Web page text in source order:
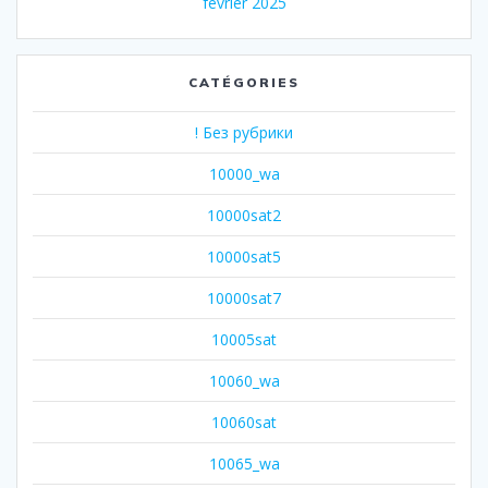
CATÉGORIES
! Без рубрики
10000_wa
10000sat2
10000sat5
10000sat7
10005sat
10060_wa
10060sat
10065_wa